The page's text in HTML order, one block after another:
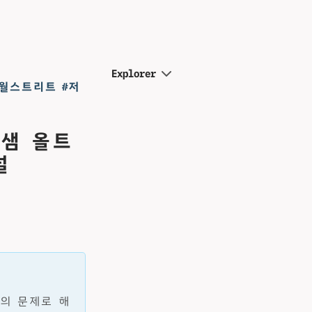
스트리트 #저
올트
문제로 해
Explorer